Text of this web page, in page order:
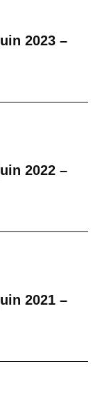
2023 –
2022 –
2021 –